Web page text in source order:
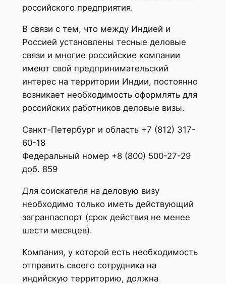
российского предприятия.
В связи с тем, что между Индией и
Россией установлены тесные деловые
связи и многие российские компании
имеют свой предпринимательский
интерес на территории Индии, постоянно
возникает необходимость оформлять для
российских работников деловые визы.
Санкт-Петербург и область +7 (812) 317-
60-18
Федеральный номер +8 (800) 500-27-29
доб. 859
Для соискателя на деловую визу
необходимо только иметь действующий
загранпаспорт (срок действия не менее
шести месяцев).
Компания, у которой есть необходимость
отправить своего сотрудника на
индийскую территорию, должна